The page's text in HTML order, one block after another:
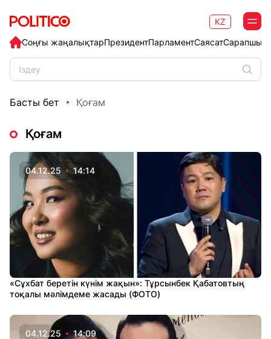
Соңғы жаңалықтарПрезидентПарламентСаясат
KZ
Басты бет Қоғам
Қоғам
04.12.25 14:14
«Сұхбат беретін күнім жақын»: Тұрсынбек Қабатовтың
тоқалы мәлімдеме жасады (ФОТО)
04.12.25 14:09